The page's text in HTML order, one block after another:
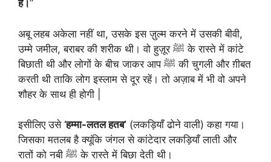
है।”
अबू लहब अकेला नहीं था, उसके इस ज़ुल्म करने में उसकी बीवी,
उम्मे जमील, बराबर की शरीक थी। वो हुज़ूर ﷺ के रास्ते में कांटे
बिछाती थी और लोगों के बीच जाकर आप ﷺ की चुगली और ग़ीबत
करती थी ताकि लोग इस्लाम से दूर रहें। तो अज़ाब में भी वो अपने
शौहर के साथ ही होगी |
इसीलिए उसे ‘हम्मा-लतल हतब’ (लकड़ियाँ ढोने वाली) कहा गया।
जिसका मतलब है क्यूंकि जंगल से कांटेदार लकड़ियाँ लाती और
रातों को नबी ﷺ के रास्ते में बिछा देती थी।